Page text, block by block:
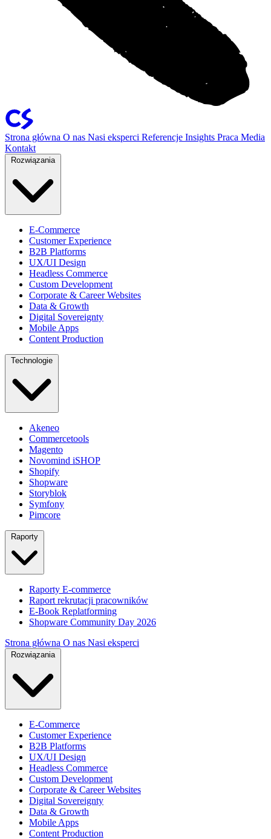
Strona główna O nas Nasi eksperci Referencje Insights Praca Media
Kontakt
Rozwiązania
E-Commerce
Customer Experience
B2B Platforms
UX/UI Design
Headless Commerce
Custom Development
Corporate & Career Websites
Data & Growth
Digital Sovereignty
Mobile Apps
Content Production
Technologie
Akeneo
Commercetools
Magento
Novomind iSHOP
Shopify
Shopware
Storyblok
Symfony
Pimcore
Raporty
Raporty E-commerce
Raport rekrutacji pracowników
E-Book Replatforming
Shopware Community Day 2026
Strona główna O nas Nasi eksperci
Rozwiązania
E-Commerce
Customer Experience
B2B Platforms
UX/UI Design
Headless Commerce
Custom Development
Corporate & Career Websites
Digital Sovereignty
Data & Growth
Mobile Apps
Content Production